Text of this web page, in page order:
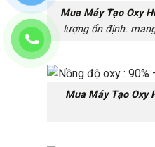
Mua Máy Tạo Oxy
lượng ổn định.
Mua Máy Tạo Oxy